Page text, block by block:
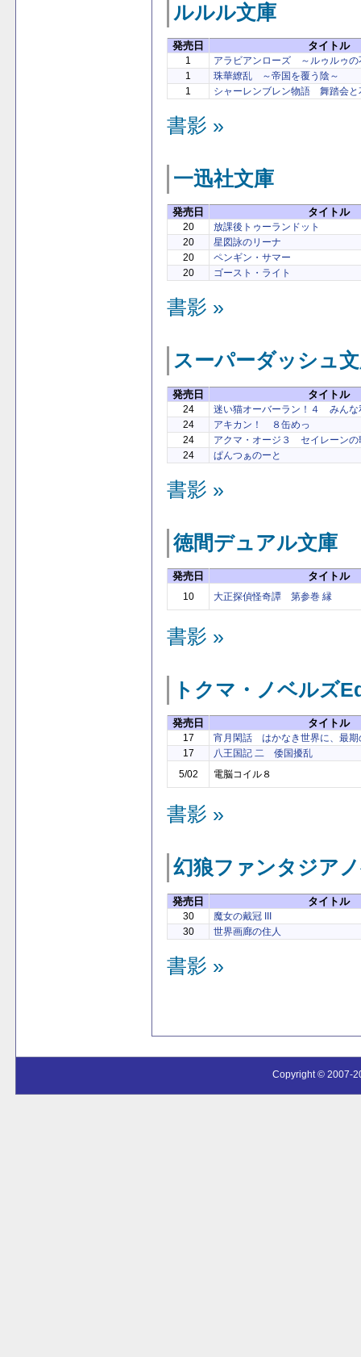
ルルル文庫
発売日 タイトル
1
アラビアンローズ ～ルゥルゥの
1
珠華繚乱 ～帝国を覆う陰～
1
シャーレンブレン物語 舞踏会と
書影 »
一迅社文庫
発売日 タイトル
20
放課後トゥーランドット
20
星図詠のリーナ
20
ペンギン・サマー
20
ゴースト・ライト
書影 »
スーパーダッシュ
発売日 タイトル
24
迷い猫オーバーラン！４ みんな
24
アキカン！ ８缶めっ
24
アクマ・オージ３ セイレーンの
24
ぱんつぁのーと
書影 »
徳間デュアル文庫
発売日 タイトル
10 大正探偵怪奇譚 第参巻 縁
書影 »
トクマ・ノベルズ
発売日 タイトル
17
宵月閑話 はかなき世界に、最期
17
八王国記 二 倭国擾乱
5/02
電脳コイル８
書影 »
幻狼ファンタジア
発売日 タイトル
30
魔女の戴冠 III
30
世界画廊の住人
書影 »
Copyright © 2007-